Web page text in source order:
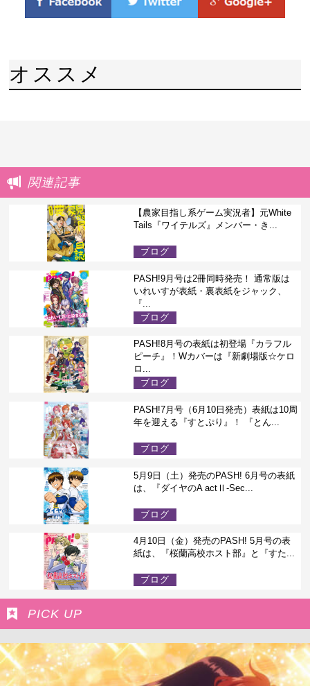
オススメ
関連記事
【農家目指し系ゲーム実況者】元White
Tails『ワイテルズ』メンバー・き...
ブログ
PASH!9月号は2冊同時発売！ 通常版は
いれいすが表紙・裏表紙をジャック、
『...
ブログ
PASH!8月号の表紙は初登場『カラフル
ピーチ』！Wカバーは『新劇場版☆ケロ
ロ...
ブログ
PASH!7月号（6月10日発売）表紙は10周
年を迎える『すとぷり』！ 『とん...
ブログ
5月9日（土）発売のPASH! 6月号の表紙
は、『ダイヤのA actⅡ-Sec...
ブログ
4月10日（金）発売のPASH! 5月号の表
紙は、『桜蘭高校ホスト部』と『すた...
ブログ
PICK UP